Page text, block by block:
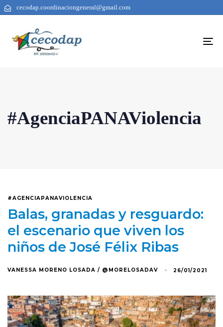
cecodap.coordinaciongeneral@gmail.com
#AgenciaPANAViolencia
#AGENCIAPANAVIOLENCIA
Balas, granadas y resguardo:
el escenario que viven los
niños de José Félix Ribas
VANESSA MORENO LOSADA / @MORELOSADAV 26/01/2021